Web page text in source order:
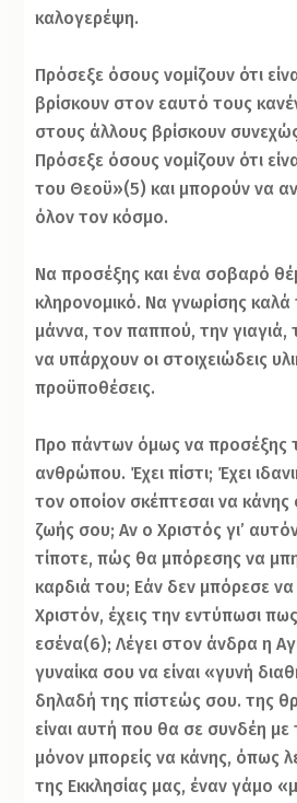
καλογερέψη.
Πρόσεξε όσους νομίζουν ότι
βρίσκουν στον εαυτό τους
στους άλλους βρίσκουν
Πρόσεξε όσους νομίζουν ότι
του Θεοϋ»(5) και μπορούν να
όλον τον κόσμο.
Να προσέξης και ένα σοβαρό
κληρονομικό. Να γνωρίσης
μάννα, τον παππού, την γιαγιά,
να υπάρχουν οι στοιχειώδεις
προϋποθέσεις.
Προ πάντων όμως να προσέξης
ανθρώπου. Έχει πίστι; Έχει
τον οποίον σκέπτεσαι να
ζωής σου; Αν ο Χριστός γι’
τίποτε, πώς θα μπόρεσης να
καρδιά του; Εάν δεν μπόρεσε να
Χριστόν, έχεις την εντύπωσι
εσένα(6); Λέγει στον άνδρα η
γυναίκα σου να είναι «γυνή
δηλαδή της πίστεώς σου. της
είναι αυτή που θα σε συνδέη
μόνον μπορείς να κάνης, όπως
της Εκκλησίας μας, έναν γάμο